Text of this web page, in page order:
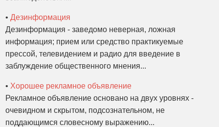
•Дезинформация
Дезинформация - заведомо неверная, ложная
информация; прием или средство практикуемые
прессой, телевидением и радио для введение в
заблуждение общественного мнения...
• Хорошее рекламное объявление
Рекламное объявление основано на двух уровнях -
очевидном и скрытом, подсознательном, не
поддающимся словесному выражению...